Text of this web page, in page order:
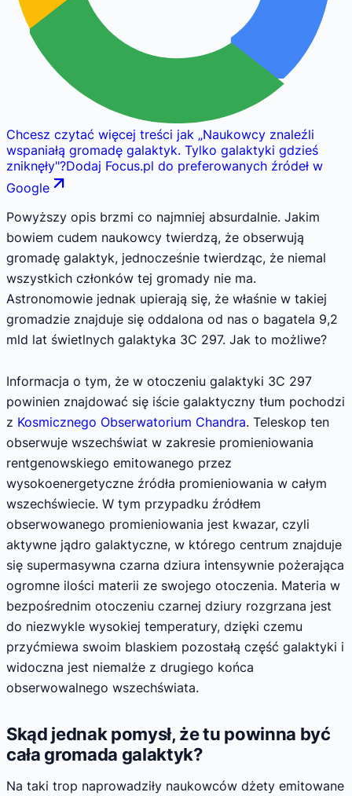
Chcesz czytać więcej treści jak „Naukowcy znaleźli
wspaniałą gromadę galaktyk. Tylko galaktyki gdzieś
zniknęły"?Dodaj Focus.pl do preferowanych źródeł w
Google
Powyższy opis brzmi co najmniej absurdalnie. Jakim
bowiem cudem naukowcy twierdzą, że obserwują
gromadę galaktyk, jednocześnie twierdząc, że niemal
wszystkich członków tej gromady nie ma.
Astronomowie jednak upierają się, że właśnie w takiej
gromadzie znajduje się oddalona od nas o bagatela 9,2
mld lat świetlnych galaktyka 3C 297. Jak to możliwe?
Informacja o tym, że w otoczeniu galaktyki 3C 297
powinien znajdować się iście galaktyczny tłum pochodzi
z Kosmicznego Obserwatorium Chandra. Teleskop ten
obserwuje wszechświat w zakresie promieniowania
rentgenowskiego emitowanego przez
wysokoenergetyczne źródła promieniowania w całym
wszechświecie. W tym przypadku źródłem
obserwowanego promieniowania jest kwazar, czyli
aktywne jądro galaktyczne, w którego centrum znajduje
się supermasywna czarna dziura intensywnie pożerająca
ogromne ilości materii ze swojego otoczenia. Materia w
bezpośrednim otoczeniu czarnej dziury rozgrzana jest
do niezwykle wysokiej temperatury, dzięki czemu
przyćmiewa swoim blaskiem pozostałą część galaktyki i
widoczna jest niemalże z drugiego końca
obserwowalnego wszechświata.
Skąd jednak pomysł, że tu powinna być
cała gromada galaktyk?
Na taki trop naprowadziły naukowców dżety emitowane